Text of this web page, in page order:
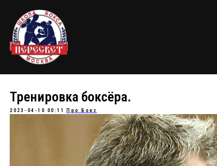
Тренировка боксёра.
2023-04-10 00:11 Про Бокс